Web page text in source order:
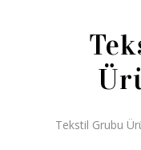
Tekstil Grubu